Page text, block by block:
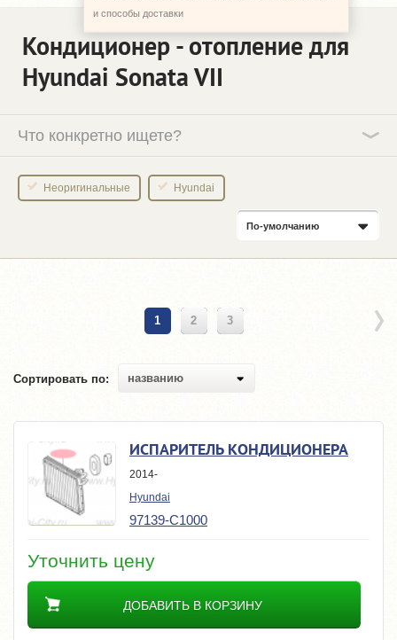
и способы доставки
Кондиционер - отопление для
Hyundai Sonata VII
Что конкретно ищете?
Неоригинальные Hyundai
По-умолчанию
1 2 3
Сортировать по: названию
ИСПАРИТЕЛЬ КОНДИЦИОНЕРА
2014-
Hyundai
97139-C1000
Уточнить цену
ДОБАВИТЬ В КОРЗИНУ